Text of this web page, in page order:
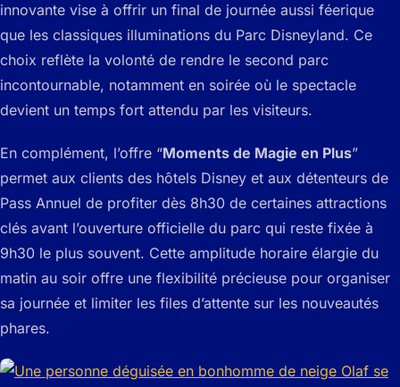
innovante vise à offrir un final de journée aussi féerique
que les classiques illuminations du Parc Disneyland. Ce
choix reflète la volonté de rendre le second parc
incontournable, notamment en soirée où le spectacle
devient un temps fort attendu par les visiteurs.
En complément, l’offre “Moments de Magie en Plus”
permet aux clients des hôtels Disney et aux détenteurs de
Pass Annuel de profiter dès 8h30 de certaines attractions
clés avant l’ouverture officielle du parc qui reste fixée à
9h30 le plus souvent. Cette amplitude horaire élargie du
matin au soir offre une flexibilité précieuse pour organiser
sa journée et limiter les files d’attente sur les nouveautés
phares.